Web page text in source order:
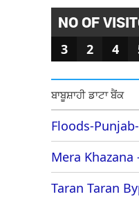
NO OF
3 2 4
ਬਾਬੂਸ਼ਾਹੀ ਡਾਟਾ ਬੈਂਕ
Floods-
Mera Khazana
Taran Taran